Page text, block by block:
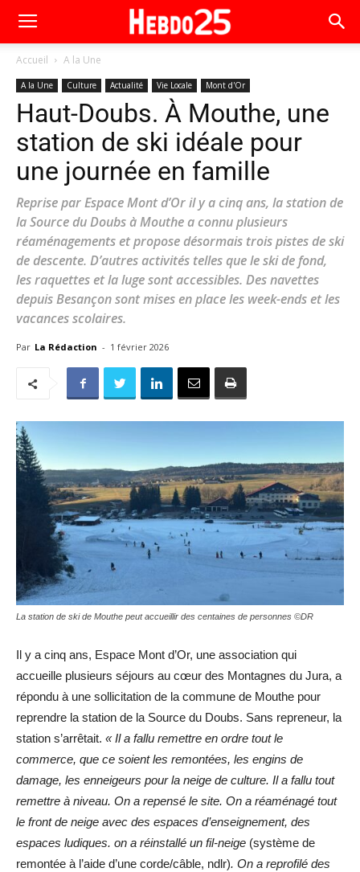
Accueil A la Une
A la Une Culture Actualité Vie Locale Mont d'Or
Haut-Doubs. À Mouthe, une
station de ski idéale pour
une journée en famille
Reprise par Espace Mont d’Or il y a cinq ans, la station de
la Source du Doubs à Mouthe a connu plusieurs
réaménagements et propose désormais trois pistes de ski
de descente. D’autres activités telles que le ski de fond,
les raquettes et la luge sont accessibles. Des navettes
depuis Besançon sont mises en place les week-ends et les
vacances scolaires.
Par La Rédaction - 1 février 2026
La station de ski de Mouthe peut accueillir des centaines de personnes ©DR
Il y a cinq ans, Espace Mont d’Or, une association qui
accueille plusieurs séjours au cœur des Montagnes du Jura, a
répondu à une sollicitation de la commune de Mouthe pour
reprendre la station de la Source du Doubs. Sans repreneur, la
station s’arrêtait. « Il a fallu remettre en ordre tout le
commerce, que ce soient les remontées, les engins de
damage, les enneigeurs pour la neige de culture. Il a fallu tout
remettre à niveau. On a repensé le site. On a réaménagé tout
le front de neige avec des espaces d’enseignement, des
espaces ludiques. on a réinstallé un fil-neige (système de
remontée à l’aide d’une corde/câble, ndlr). On a reprofilé des